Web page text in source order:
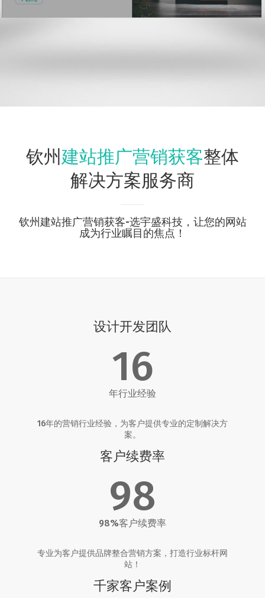
钦州 建站推广营销获客整体
解决方案服务商
钦州建站推广营销获客-选宇盛科技，让您的网站
成为行业瞩目的焦点！
设计开发团队
16
年行业经验
16年的营销行业经验，为客户提供专业的定制解决方
案。
客户续费率
98
98%客户续费率
专业为客户提供品牌整合营销方案，打造行业标杆网
站！
千家客户案例